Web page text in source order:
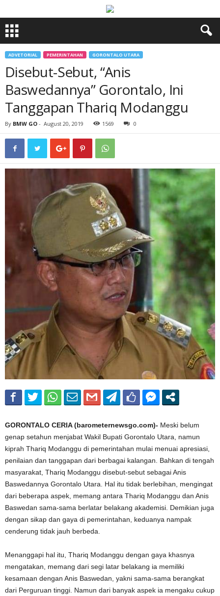
ADVETORIAL PEMERINTAHAN GORONTALO UTARA
Disebut-Sebut, “Anis
Baswedannya” Gorontalo, Ini
Tanggapan Thariq Modanggu
By BMW GO - August 20, 2019 1569 0
GORONTALO CERIA (barometernewsgo.com)- Meski belum
genap setahun menjabat Wakil Bupati Gorontalo Utara, namun
kiprah Thariq Modanggu di pemerintahan mulai menuai apresiasi,
penilaian dan tanggapan dari berbagai kalangan. Bahkan di tengah
masyarakat, Thariq Modanggu disebut-sebut sebagai Anis
Baswedannya Gorontalo Utara. Hal itu tidak berlebihan, mengingat
dari beberapa aspek, memang antara Thariq Modanggu dan Anis
Baswedan sama-sama berlatar belakang akademisi. Demikian juga
dengan sikap dan gaya di pemerintahan, keduanya nampak
cenderung tidak jauh berbeda.
Menanggapi hal itu, Thariq Modanggu dengan gaya khasnya
mengatakan, memang dari segi latar belakang ia memiliki
kesamaan dengan Anis Baswedan, yakni sama-sama berangkat
dari Perguruan tinggi. Namun dari banyak aspek ia mengaku cukup